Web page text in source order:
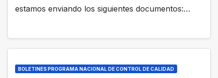
estamos enviando los siguientes documentos:…
BOLETINES PROGRAMA NACIONAL DE CONTROL DE CALIDAD